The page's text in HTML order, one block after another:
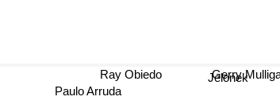
Gerry Mulligan
Paulo Arruda
Jelonek
Ray Obiedo